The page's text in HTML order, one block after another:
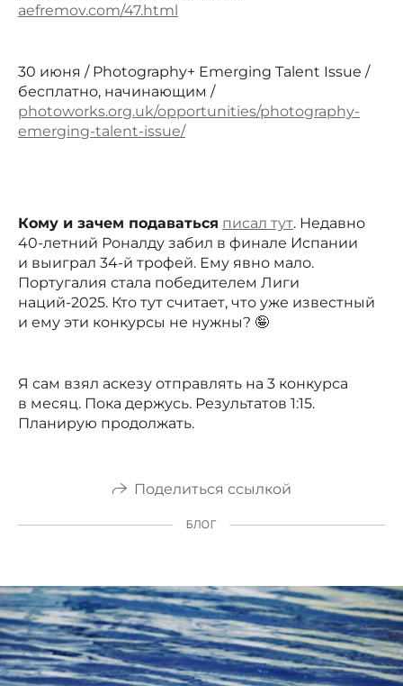
aefremov.com/47.html
30 июня / Photography+ Emerging Talent Issue /
бесплатно, начинающим /
photoworks.org.uk/opportunities/photography-
emerging-talent-issue/
Кому и зачем подаваться писал тут. Недавно
40-летний Роналду забил в финале Испании
и выиграл 34-й трофей. Ему явно мало.
Португалия стала победителем Лиги
наций-2025. Кто тут считает, что уже известный
и ему эти конкурсы не нужны? 🤪
Я сам взял аскезу отправлять на 3 конкурса
в месяц. Пока держусь. Результатов 1:15.
Планирую продолжать.
Поделиться ссылкой
БЛОГ